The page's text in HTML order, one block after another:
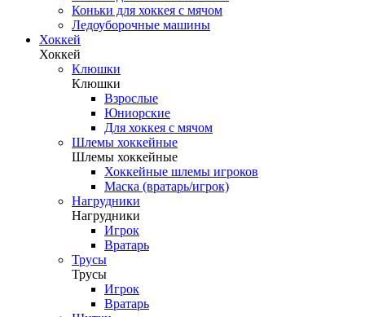
Коньки для хоккея с мячом
Ледоуборочные машины
Хоккей
Хоккей
Клюшки
Клюшки
Взрослые
Юниорские
Для хоккея с мячом
Шлемы хоккейные
Шлемы хоккейные
Хоккейные шлемы игроков
Маска (вратарь/игрок)
Нагрудники
Нагрудники
Игрок
Вратарь
Трусы
Трусы
Игрок
Вратарь